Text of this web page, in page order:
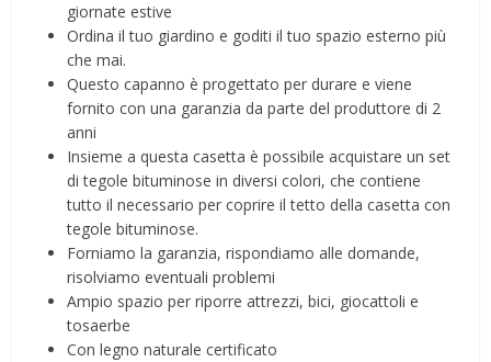
giornate estive
Ordina il tuo giardino e goditi il tuo spazio esterno più
che mai.
Questo capanno è progettato per durare e viene
fornito con una garanzia da parte del produttore di 2
anni
Insieme a questa casetta è possibile acquistare un set
di tegole bituminose in diversi colori, che contiene
tutto il necessario per coprire il tetto della casetta con
tegole bituminose.
Forniamo la garanzia, rispondiamo alle domande,
risolviamo eventuali problemi
Ampio spazio per riporre attrezzi, bici, giocattoli e
tosaerbe
Con legno naturale certificato